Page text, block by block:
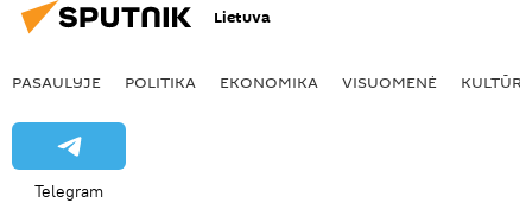
Lietuva
PASAULYJE POLITIKA EKONOMIKA VISUOMENĖ KULTŪRA
Telegram